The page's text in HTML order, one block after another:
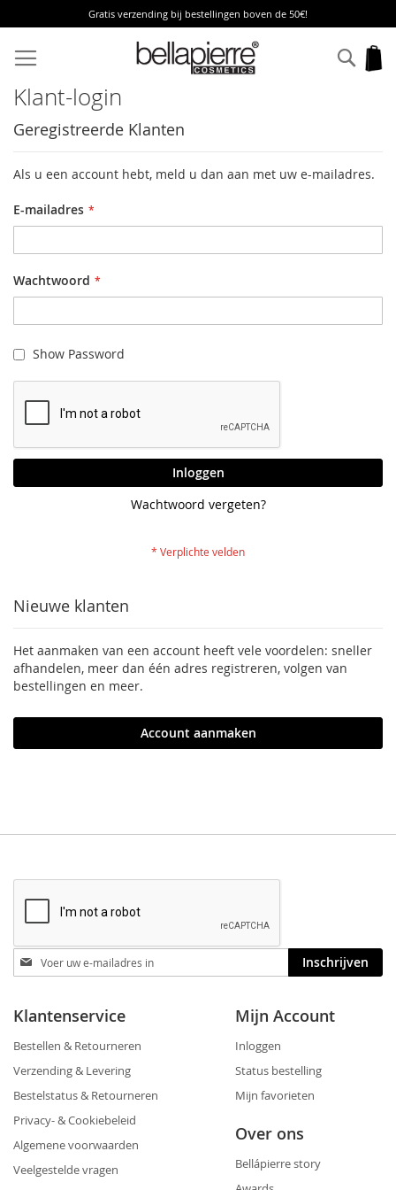
Gratis verzending bij bestellingen boven de 50€!
naar
de
inhoud
Zoek
Klant-login
Geregistreerde Klanten
Als u een account hebt, meld u dan aan met uw e-mailadres.
E-mailadres
Wachtwoord
Show Password
Inloggen
Wachtwoord vergeten?
Nieuwe klanten
Het aanmaken van een account heeft vele voordelen: sneller
afhandelen, meer dan één adres registreren, volgen van
bestellingen en meer.
Account aanmaken
Blijf
op
hoogte
Inschrijven
Klantenservice
Bestellen & Retourneren
Verzending & Levering
Bestelstatus & Retourneren
Privacy- & Cookiebeleid
Algemene voorwaarden
Veelgestelde vragen
Mijn Account
Inloggen
Status bestelling
Mijn favorieten
Over ons
Bellápierre story